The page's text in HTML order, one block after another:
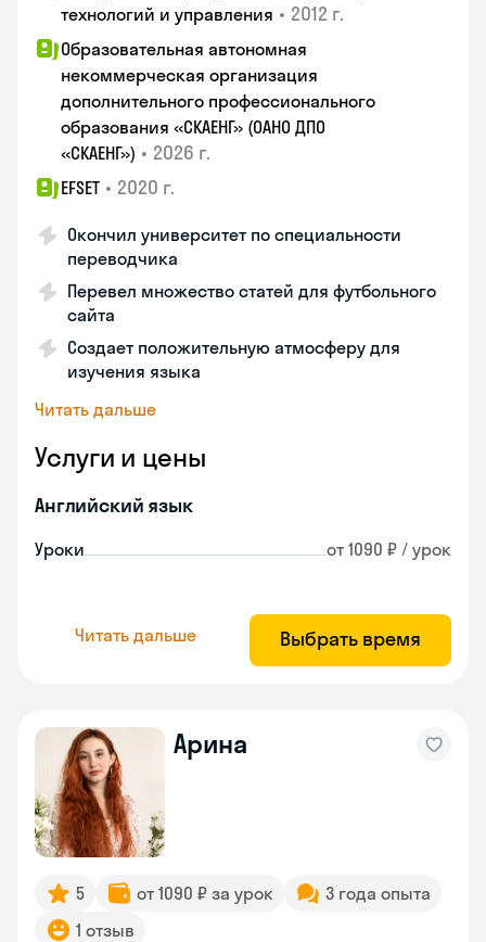
технологий и управления • 2012 г.
Образовательная автономная
некоммерческая организация
дополнительного профессионального
образования «СКАЕНГ» (ОАНО ДПО
«СКАЕНГ») • 2026 г.
EFSET • 2020 г.
Окончил университет по специальности
переводчика
Перевел множество статей для футбольного
сайта
Создает положительную атмосферу для
изучения языка
Читать дальше
Услуги и цены
Английский язык
Уроки от 1090 ₽ / урок
Читать дальше Выбрать время
Арина
5 от 1090 ₽ за урок
3 года опыта
1 отзыв